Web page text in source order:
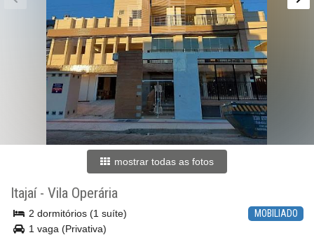
mostrar todas as fotos
Itajaí- Vila Operária
MOBILIADO
2 dormitórios (1 suíte)
1 vaga (Privativa)